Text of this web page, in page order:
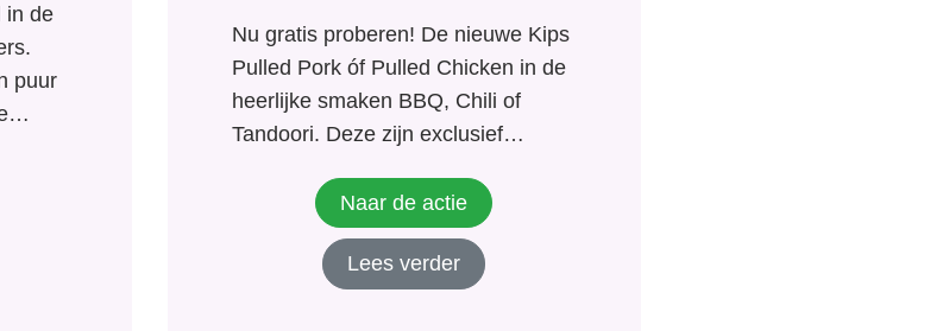
in de
puur
en u
Nu gratis proberen! De nieuwe Kips
Pulled Pork óf Pulled Chicken in de
heerlijke smaken BBQ, Chili of
Tandoori. Deze zijn exclusief
Naar de actie
Lees verder